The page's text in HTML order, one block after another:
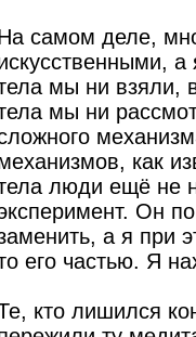
самом деле,
мы ни взяли,
мы ни
как
люди ещё не
Он
а я при
его частью. Я
кто лишился